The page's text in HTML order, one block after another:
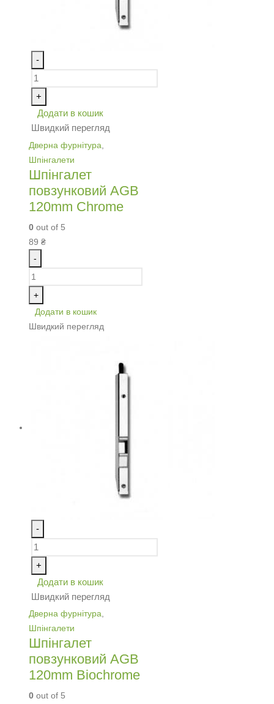
-
+
Додати в кошик
Швидкий перегляд
Дверна фурнітура
Шпінгалети
Шпінгалет
повзунковий AGB
120mm Chrome
0 out of 5
89 ₴
-
+
Додати в кошик
Швидкий перегляд
-
+
Додати в кошик
Швидкий перегляд
Дверна фурнітура,
Шпінгалети
Шпінгалет
повзунковий AGB
120mm Biochrome
0 out of 5